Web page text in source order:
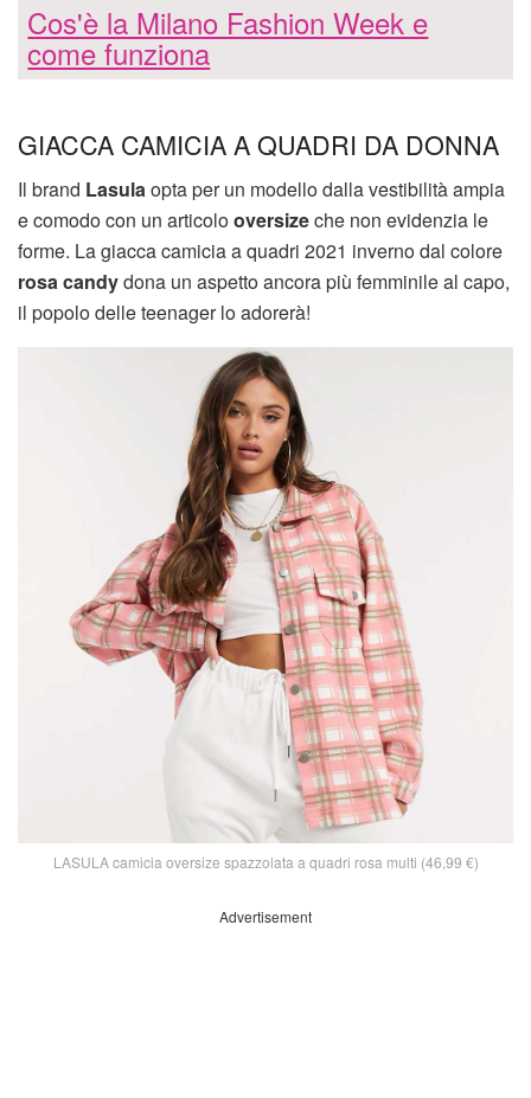
Cos'è la Milano Fashion Week e
come funziona
GIACCA CAMICIA A QUADRI DA DONNA
Il brand Lasulaopta per un modello dalla vestibilità ampia
e comodo con un articolooversizeche non evidenzia le
forme. La giacca camicia a quadri 2021 inverno dal colore
rosa candydona un aspetto ancora più femminile al capo,
il popolo delle teenager lo adorerà!
LASULA camicia oversize spazzolata a quadri rosa multi (46,99 €)
Advertisement